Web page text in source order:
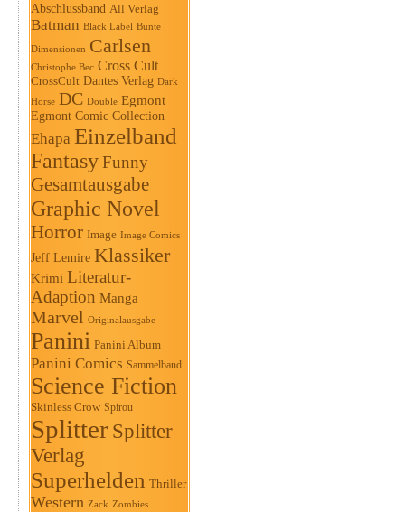
Abschlussband All Verlag
Batman Black Label Bunte
Dimensionen Carlsen
Christophe Bec Cross Cult
CrossCult Dantes Verlag Dark
Horse DC Double Egmont
Egmont Comic Collection
Ehapa Einzelband
FantasyFunny
Gesamtausgabe
Graphic Novel
Horror Image Image Comics
Jeff Lemire Klassiker
Krimi Literatur-
Adaption Manga
Marvel Originalausgabe
Panini Panini Album
Panini Comics Sammelband
Science Fiction
Skinless Crow Spirou
Splitter Splitter
Verlag
Superhelden Thriller
Western Zack Zombies